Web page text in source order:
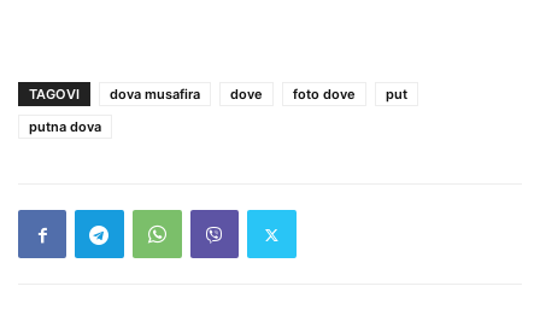
TAGOVI dova musafira dove foto dove
put
putna dova